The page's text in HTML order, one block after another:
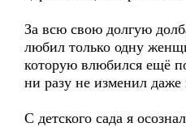
За всю свою долгую
любил только одну
которую влюбился ещё
ни разу не изменил
С детского сада я